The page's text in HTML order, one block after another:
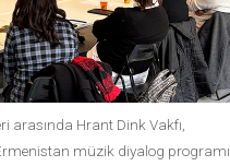
arasında Hrant Dink Vakfı,
müzik diyalog programı